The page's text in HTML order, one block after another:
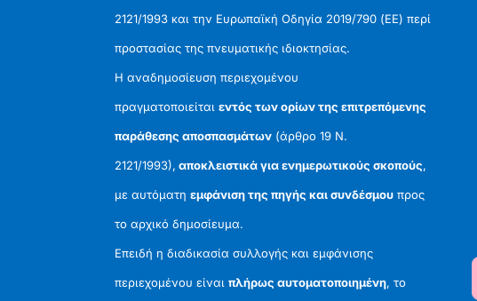
2121/1993 και την Ευρωπαϊκή Οδηγία 2019/790 (ΕΕ) περί
προστασίας της πνευματικής ιδιοκτησίας.
Η αναδημοσίευση περιεχομένου
πραγματοποιείταιεντός των ορίων της επιτρεπόμενης
παράθεσης αποσπασμάτων (άρθρο 19 Ν.
2121/1993), αποκλειστικά για ενημερωτικούς σκοπούς,
με αυτόματηεμφάνιση της πηγής και συνδέσμου προς
το αρχικό δημοσίευμα.
Επειδή η διαδικασία συλλογής και εμφάνισης
περιεχομένου είναιπλήρως αυτοματοποιημένη, το